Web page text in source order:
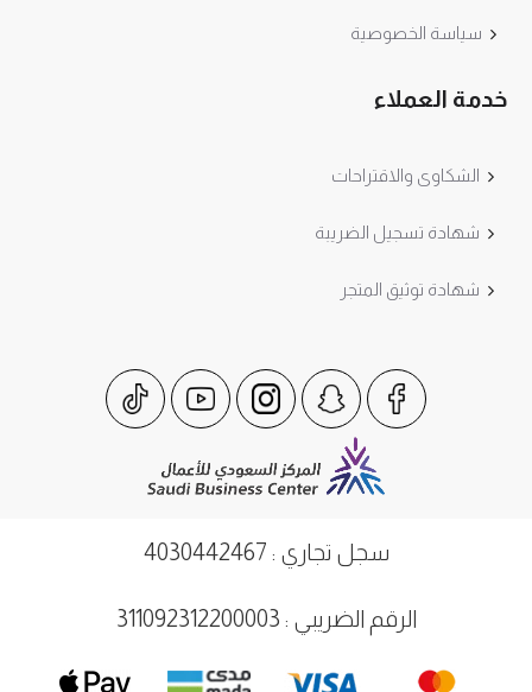
سياسة الخصوصية
خدمة العملاء
الشكاوى والاقتراحات
شهادة تسجيل الضريبة
شهادة توثيق المتجر
سجل تجاري : 4030442467
الرقم الضريبي : 311092312200003